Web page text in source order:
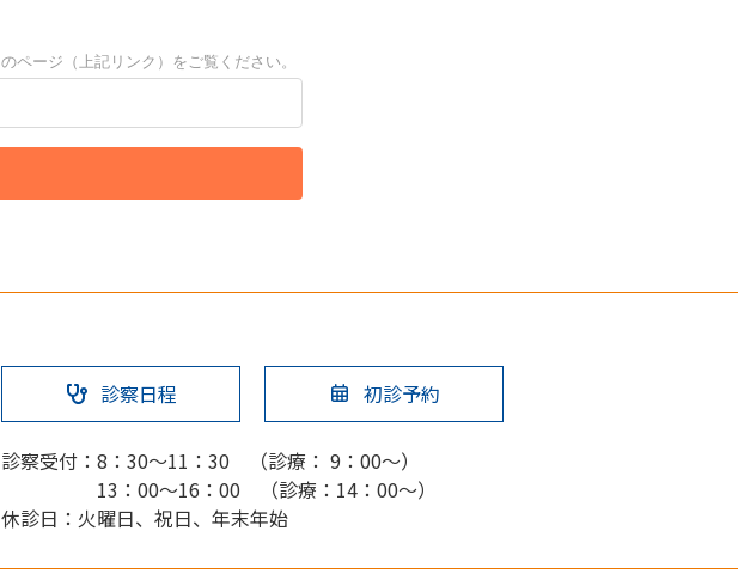
診察日程 初診予約
診察受付： 8：30～11：30 （診療： 9：00～）
13：00～16：00 （診療：14：00～）
休診日：火曜日、祝日、年末年始